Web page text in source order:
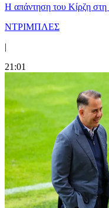
Η απάντηση του Κίρζη
ΝΤΡΙΜΠΛΕΣ
|
21:01